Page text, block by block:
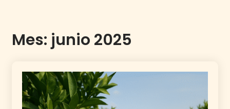
Mes: junio 2025